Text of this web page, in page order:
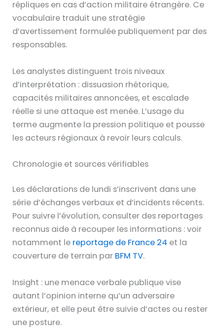
répliques en cas d’action militaire étrangère. Ce
vocabulaire traduit une stratégie
d’avertissement formulée publiquement par des
responsables.
Les analystes distinguent trois niveaux
d’interprétation : dissuasion rhétorique,
capacités militaires annoncées, et escalade
réelle si une attaque est menée. L’usage du
terme augmente la pression politique et pousse
les acteurs régionaux à revoir leurs calculs.
Chronologie et sources vérifiables
Les déclarations de lundi s’inscrivent dans une
série d’échanges verbaux et d’incidents récents.
Pour suivre l’évolution, consulter des reportages
reconnus aide à recouper les informations : voir
notamment le reportage de France 24 et la
couverture de terrain par BFM TV.
Insight : une menace verbale publique vise
autant l’opinion interne qu’un adversaire
extérieur, et elle peut être suivie d’actes ou rester
une posture.